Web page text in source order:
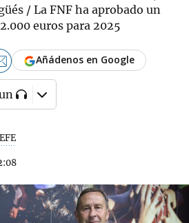
/ La FNF ha aprobado un
euros para 2025
EFE
Añádenos en Google